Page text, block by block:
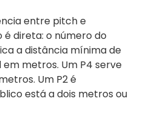
entre pitch e
é direta: o número do
a distância mínima de
metros. Um P4 serve
Um P2 é
está a dois metros ou